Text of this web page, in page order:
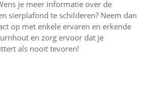
je meer informatie over de
sierplafond te schilderen? Neem dan
op met enkele ervaren en erkende
en zorg ervoor dat je
als nooit tevoren!